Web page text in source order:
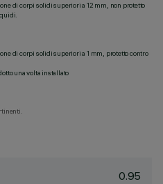
di corpi solidi superiori a 12 mm, non protetto
di corpi solidi superiori a 1 mm, protetto contro
una volta installato
0.95